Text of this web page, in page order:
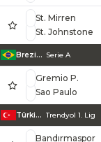
St. Mirren
St. Johnstone
Brezilya Serie A
Gremio P.
Sao Paulo
Türkiye Trendyol 1. Lig
Bandırmaspor